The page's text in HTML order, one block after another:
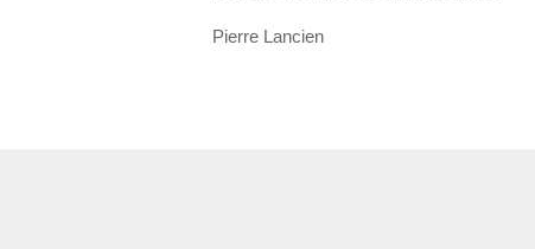
Pierre Lancien